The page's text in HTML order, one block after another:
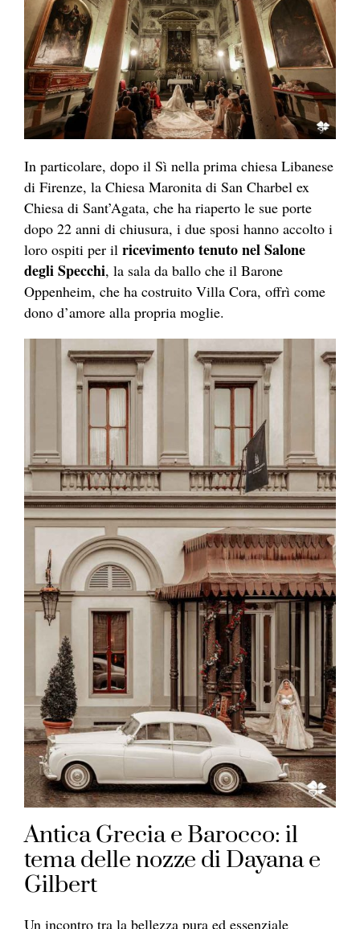
In particolare, dopo il Sì nella prima chiesa Libanese
di Firenze, la Chiesa Maronita di San Charbel ex
Chiesa di Sant’Agata, che ha riaperto le sue porte
dopo 22 anni di chiusura, i due sposi hanno accolto i
loro ospiti per il ricevimento tenuto nel Salone
degli Specchi, la sala da ballo che il Barone
Oppenheim, che ha costruito Villa Cora, offrì come
dono d’amore alla propria moglie.
Antica Grecia e Barocco: il
tema delle nozze di Dayana e
Gilbert
Un incontro tra la bellezza pura ed essenziale